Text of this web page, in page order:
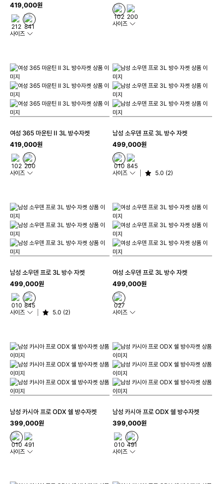
419,000원
사이즈
사이즈
여성 365 마운틴 II 3L 방수자켓
419,000원
사이즈
남성 소우덴 프로 3L 방수 자켓
499,000원
사이즈 5.0 (2)
남성 소우덴 프로 3L 방수 자켓
499,000원
사이즈 5.0 (2)
여성 소우덴 프로 3L 방수 자켓
499,000원
사이즈
남성 카시아 프로 ODX 쉘 방수자켓
399,000원
사이즈
남성 카시아 프로 ODX 쉘 방수자켓
399,000원
사이즈